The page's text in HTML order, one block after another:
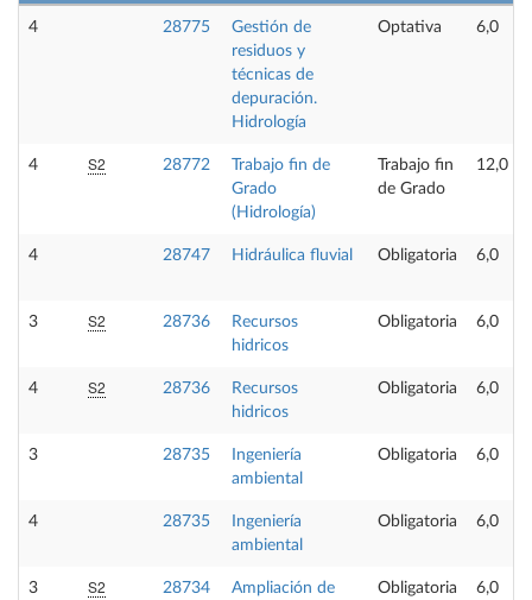
4 28775
Gestión de
residuos y
técnicas de
depuración.
Hidrología
Optativa 6,0
4 S2 28772
Trabajo fin de
Grado
(Hidrología)
Trabajo fin
de Grado
12,0
4 28747 Hidráulica fluvial Obligatoria 6,0
3 S2 28736
Recursos
hidricos
Obligatoria 6,0
4 S2 28736
Recursos
hidricos
Obligatoria 6,0
3 28735
Ingeniería
ambiental
Obligatoria 6,0
4 28735
Ingeniería
ambiental
Obligatoria 6,0
3 S2 28734
Ampliación de
Obligatoria 6,0